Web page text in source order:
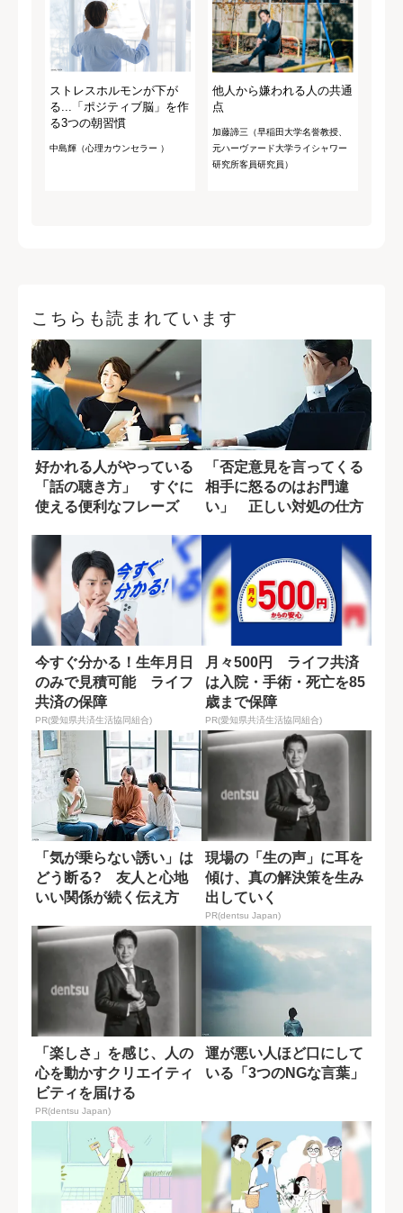
ストレスホルモンが下が
る...「ポジティブ脳」を作
る3つの朝習慣
中島輝（心理カウンセラー ）
他人から嫌われる人の共通
点
加藤諦三（早稲田大学名誉教授、
元ハーヴァード大学ライシャワー
研究所客員研究員）
こちらも読まれています
好かれる人がやっている
「話の聴き方」 すぐに
使える便利なフレーズ
「否定意見を言ってくる
相手に怒るのはお門違
い」 正しい対処の仕方
今すぐ分かる！生年月日
のみで見積可能 ライフ
共済の保障
PR(愛知県共済生活協同組合)
月々500円 ライフ共済
は入院・手術・死亡を85
歳まで保障
PR(愛知県共済生活協同組合)
「気が乗らない誘い」は
どう断る? 友人と心地
いい関係が続く伝え方
現場の「生の声」に耳を
傾け、真の解決策を生み
出していく
PR(dentsu Japan)
「楽しさ」を感じ、人の
心を動かすクリエイティ
ビティを届ける
PR(dentsu Japan)
運が悪い人ほど口にして
いる「3つのNGな言葉」